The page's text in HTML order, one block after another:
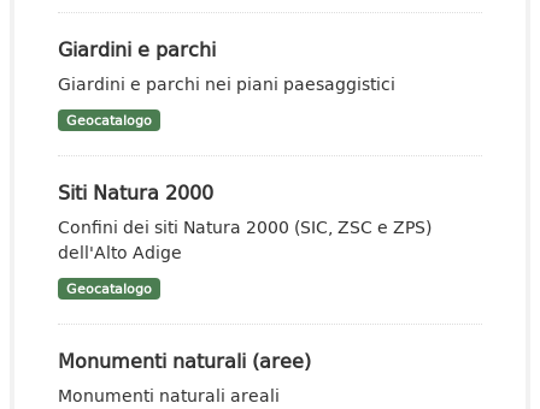
Giardini e parchi
Giardini e parchi nei piani paesaggistici
Geocatalogo
Siti Natura 2000
Confini dei siti Natura 2000 (SIC, ZSC e ZPS)
dell'Alto Adige
Geocatalogo
Monumenti naturali (aree)
Monumenti naturali areali